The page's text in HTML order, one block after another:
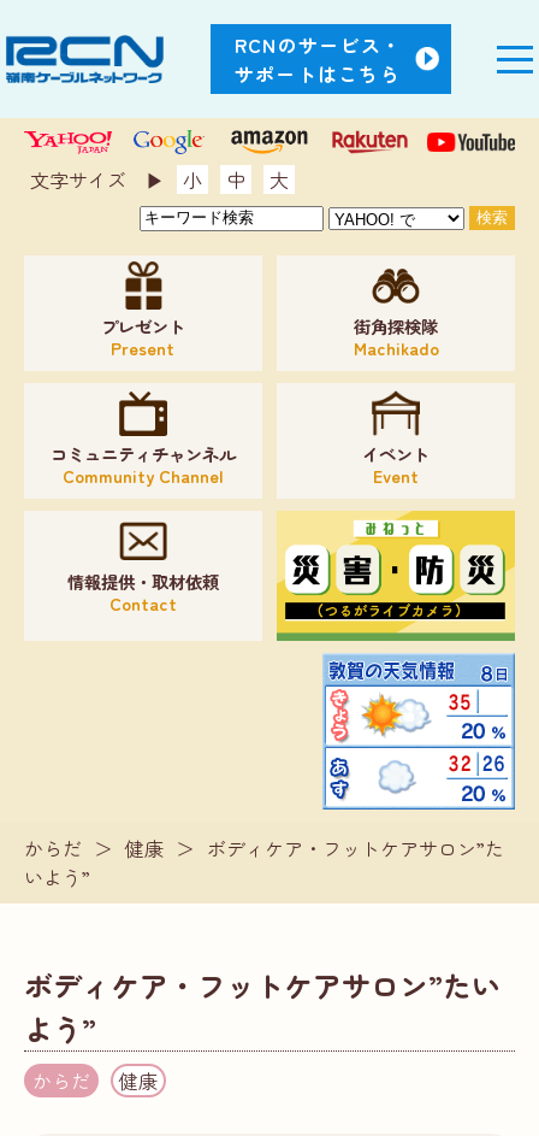
RCNのサービス・
サポートはこちら
文字サイズ ▶︎ 小 中 大
プレゼント
Present
街角探検隊
Machikado
コミュニティチャンネル
Community Channel
イベント
Event
情報提供・取材依頼
Contact
からだ ＞ 健康 ＞ ボディケア・フットケアサロン”た
いよう”
ボディケア・フットケアサロン”たい
よう”
からだ 健康